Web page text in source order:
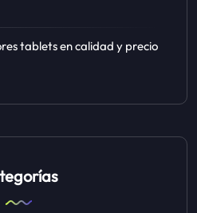
tablets en calidad y precio